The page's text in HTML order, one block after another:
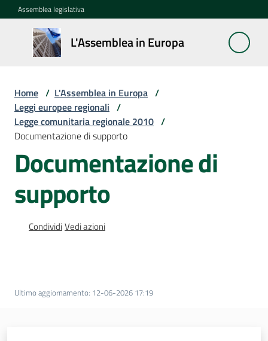
Vai al contenuto
Vai alla navigazione
Vai al footer
Assemblea legislativa
L'Assemblea in Europa
L'Assemblea
in Europa
Cos'è
la
Sessione
Rete
europea
regionale
Home / L'Assemblea in Europa /
Leggi europee regionali /
Legge comunitaria regionale 2010 /
Documentazione di supporto
Documentazione di
supporto
CondividiVedi azioni
Ultimo aggiornamento: 12-06-2026 17:19